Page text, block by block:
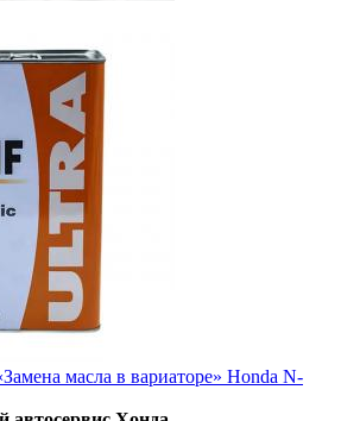
масла в вариаторе» Honda N-